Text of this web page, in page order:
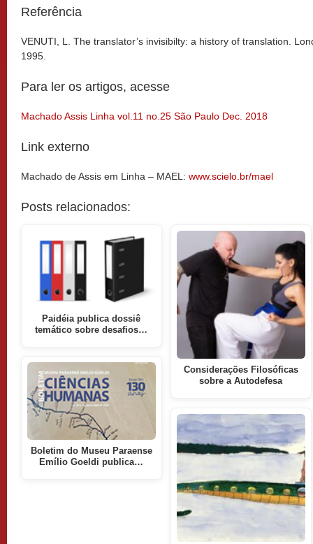
Referência
VENUTI, L. The translator’s invisibilty: a history of translation.
1995.
Para ler os artigos, acesse
Machado Assis Linha vol.11 no.25 São Paulo Dec. 2018
Link externo
Machado de Assis em Linha – MAEL: www.scielo.br/mael
Posts relacionados:
Paidéia publica dossiê
temático sobre desafios…
Boletim do Museu Paraense
Emílio Goeldi publica…
Considerações Filosóficas
sobre a Autodefesa